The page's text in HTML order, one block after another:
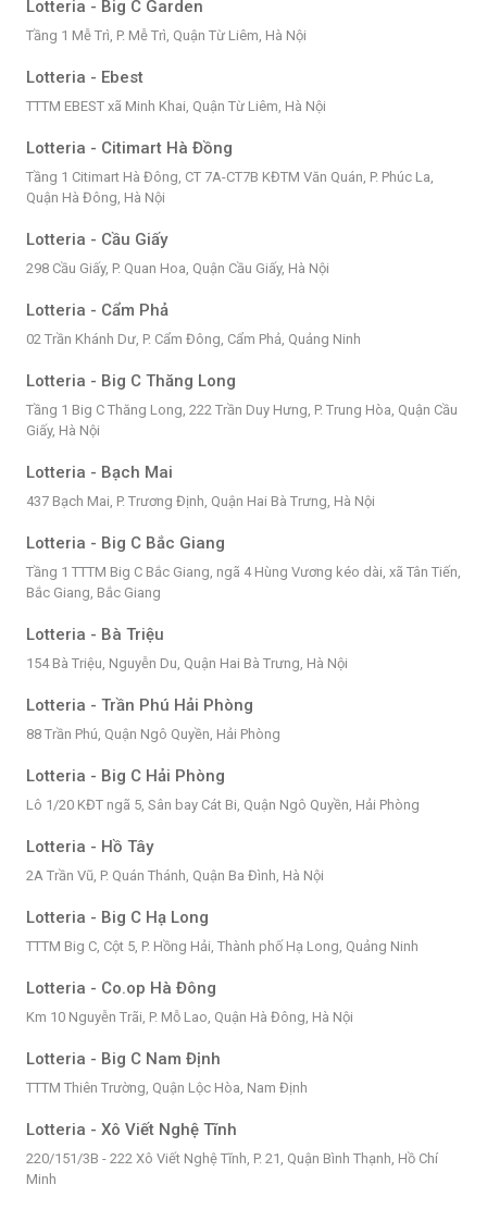
Lotteria - Big C Garden
Tầng 1 Mễ Trì, P. Mễ Trì, Quận Từ Liêm, Hà Nội
Lotteria - Ebest
TTTM EBEST xã Minh Khai, Quận Từ Liêm, Hà Nội
Lotteria - Citimart Hà Đồng
Tầng 1 Citimart Hà Đông, CT 7A-CT7B KĐTM Văn Quán, P. Phúc La,
Quận Hà Đông, Hà Nội
Lotteria - Cầu Giấy
298 Cầu Giấy, P. Quan Hoa, Quận Cầu Giấy, Hà Nội
Lotteria - Cẩm Phả
02 Trần Khánh Dư, P. Cẩm Đông, Cẩm Phả, Quảng Ninh
Lotteria - Big C Thăng Long
Tầng 1 Big C Thăng Long, 222 Trần Duy Hưng, P. Trung Hòa, Quận Cầu
Giấy, Hà Nội
Lotteria - Bạch Mai
437 Bạch Mai, P. Trương Định, Quận Hai Bà Trưng, Hà Nội
Lotteria - Big C Bắc Giang
Tầng 1 TTTM Big C Bắc Giang, ngã 4 Hùng Vương kéo dài, xã Tân Tiến,
Bắc Giang, Bắc Giang
Lotteria - Bà Triệu
154 Bà Triệu, Nguyễn Du, Quận Hai Bà Trưng, Hà Nội
Lotteria - Trần Phú Hải Phòng
88 Trần Phú, Quận Ngô Quyền, Hải Phòng
Lotteria - Big C Hải Phòng
Lô 1/20 KĐT ngã 5, Sân bay Cát Bi, Quận Ngô Quyền, Hải Phòng
Lotteria - Hồ Tây
2A Trần Vũ, P. Quán Thánh, Quận Ba Đình, Hà Nội
Lotteria - Big C Hạ Long
TTTM Big C, Cột 5, P. Hồng Hải, Thành phố Hạ Long, Quảng Ninh
Lotteria - Co.op Hà Đông
Km 10 Nguyễn Trãi, P. Mỗ Lao, Quận Hà Đông, Hà Nội
Lotteria - Big C Nam Định
TTTM Thiên Trường, Quận Lộc Hòa, Nam Định
Lotteria - Xô Viết Nghệ Tĩnh
220/151/3B - 222 Xô Viết Nghệ Tĩnh, P. 21, Quận Bình Thạnh, Hồ Chí
Minh